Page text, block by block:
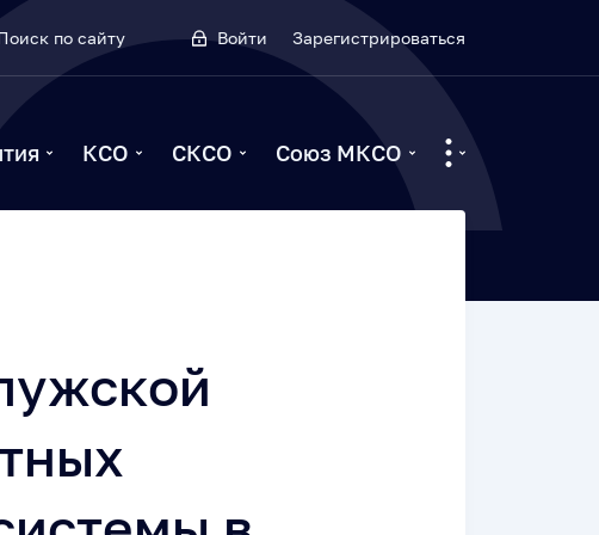
по сайту Войти Зарегистрироваться
КСО СКСО Союз МКСО